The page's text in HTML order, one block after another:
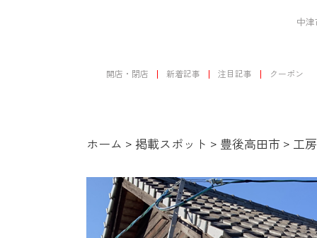
中
開店・閉店 新着記事 注目記事 クーポン
ホーム > 掲載スポット > 豊後高田市 > 工